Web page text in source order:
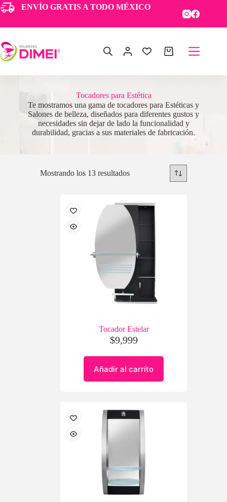
ENVÍO GRATIS A TODO MÉXICO
Tocadores para Estética
Te mostramos una gama de tocadores para Estéticas y
Salones de belleza, diseñados para diferentes gustos y
necesidades sin dejar de lado la funcionalidad y
durabilidad, gracias a sus materiales de fabricación.
Mostrando los 13 resultados
Tocador Estelar
$9,999
Añadir al carrito